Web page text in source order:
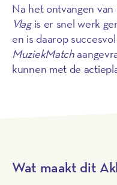
Na het ontvangen van
Vlagis er snel werk
en is daarop
MuziekMatch
kunnen met de
Wat maakt dit